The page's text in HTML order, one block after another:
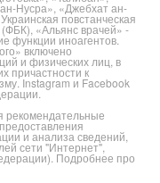
Нусра», «Джебхат ан-
повстанческая
«Альянс врачей» -
функции иноагентов.
включено
и физических лиц, в
причастности к
Instagram и Facebook
и анализа сведений,
сети "Интернет",
Подробнее про